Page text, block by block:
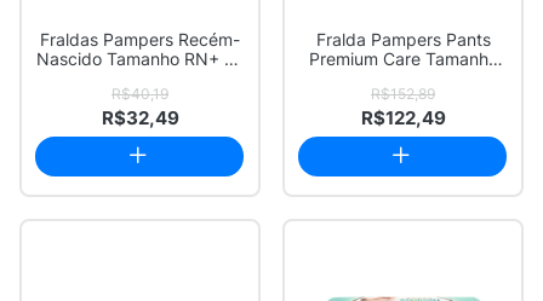
Fraldas Pampers Recém-
Nascido Tamanho RN+ 20
R$40,19
R$32,49
Fralda Pampers Pants
Premium Care Tamanho
R$152,89
R$122,49